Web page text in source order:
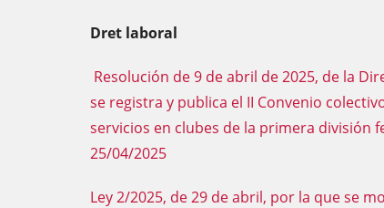
Dret laboral
Resolución de 9 de abril de 2025, de la
se registra y publica el II Convenio
servicios en clubes de la primera división
25/04/2025
Ley 2/2025, de 29 de abril, por la que se